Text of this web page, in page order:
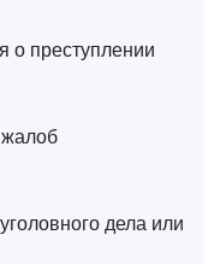
о преступлении
дела или